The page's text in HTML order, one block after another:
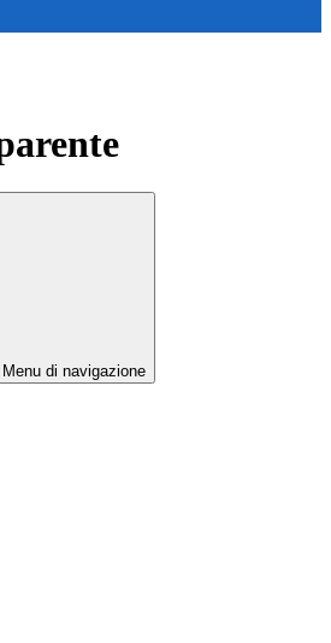
Menu di navigazione